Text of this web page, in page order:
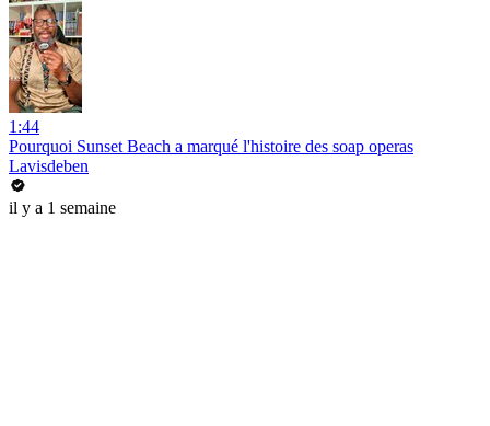
1:44
Pourquoi Sunset Beach a marqué l'histoire des soap operas
Lavisdeben
il y a 1 semaine